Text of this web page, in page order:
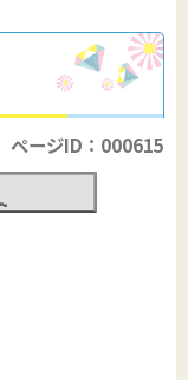
ページID：000615